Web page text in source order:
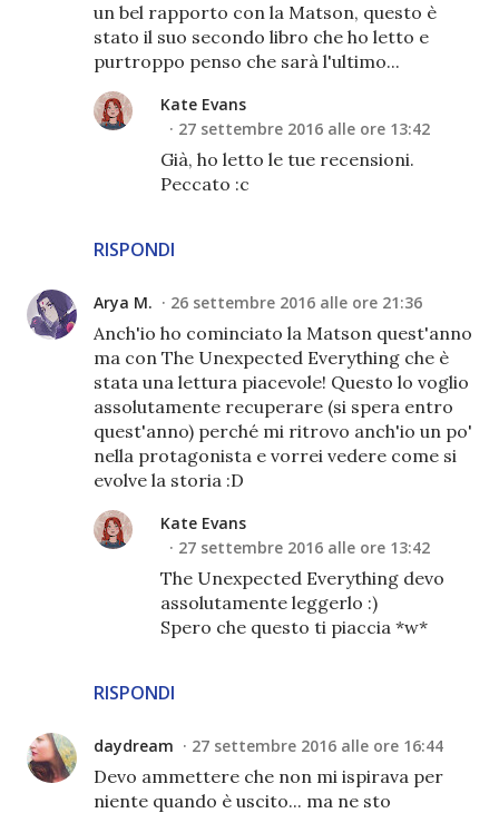
un bel rapporto con la Matson, questo è
stato il suo secondo libro che ho letto e
purtroppo penso che sarà l'ultimo...
RISPONDI
Kate Evans
27 settembre 2016 alle ore 13:42
Già, ho letto le tue recensioni.
Peccato :c
Arya M. 26 settembre 2016 alle ore 21:36
Anch'io ho cominciato la Matson quest'anno
ma con The Unexpected Everything che è
stata una lettura piacevole! Questo lo voglio
assolutamente recuperare (si spera entro
quest'anno) perché mi ritrovo anch'io un po'
nella protagonista e vorrei vedere come si
evolve la storia :D
RISPONDI
Kate Evans
27 settembre 2016 alle ore 13:42
The Unexpected Everything devo
assolutamente leggerlo :)
Spero che questo ti piaccia *w*
daydream 27 settembre 2016 alle ore 16:44
Devo ammettere che non mi ispirava per
niente quando è uscito... ma ne sto